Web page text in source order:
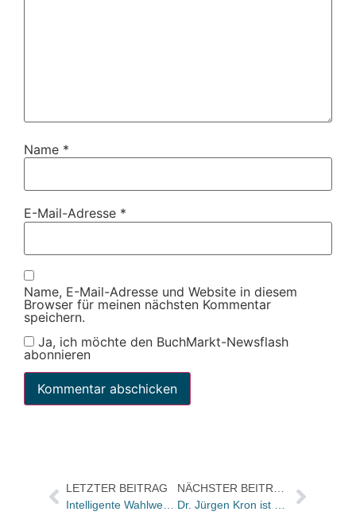
Name *
E-Mail-Adresse *
Name, E-Mail-Adresse und Website in diesem
Browser für meinen nächsten Kommentar
speichern.
Ja, ich möchte den BuchMarkt-Newsflash
abonnieren
LETZTER BEITRAG
Intelligente Wahlwerbung?
NÄCHSTER BEITRAG
Dr. Jürgen Kron ist neuer Vorsitzender des Bücherbummel auf der Kö e.V.